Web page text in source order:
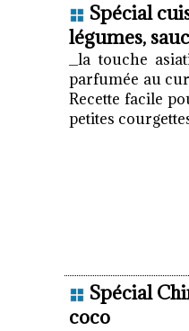
Spécial
légumes,
_la touche
parfumée au
Recette facile
petites
Spécial
coco